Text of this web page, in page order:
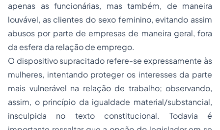
apenas as funcionárias, mas também, de maneira
louvável, as clientes do sexo feminino, evitando assim
abusos por parte de empresas de maneira geral, fora
da esfera da relação de emprego.
O dispositivo supracitado refere-se expressamente às
mulheres, intentando proteger os interesses da parte
mais vulnerável na relação de trabalho; observando,
assim, o princípio da igualdade material/substancial,
insculpida no texto constitucional. Todavia é